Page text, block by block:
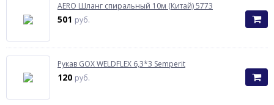
AERO Шланг спиральный 10м (Китай) 5773
501 руб.
Рукав GOX WELDFLEX 6,3*3 Semperit
120 руб.